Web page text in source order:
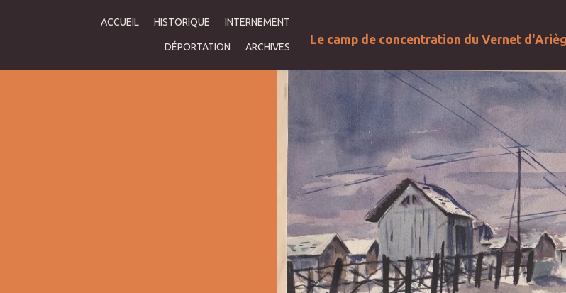
ACCUEIL HISTORIQUE INTERNEMENT
DÉPORTATION ARCHIVES
Le camp de concentration du Vernet